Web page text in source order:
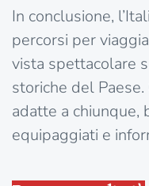
In conclusione,
percorsi per
vista spettacolare
storiche del
adatte a chiunque,
equipaggiati e